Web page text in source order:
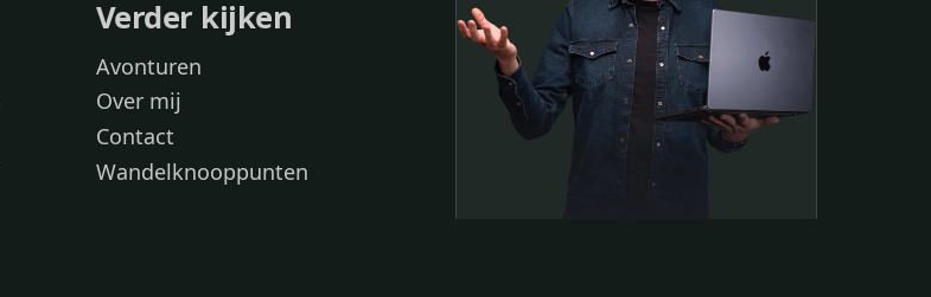
Verder kijken
Avonturen
Over mij
Contact
Wandelknooppunten